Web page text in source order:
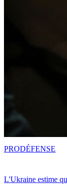
L'Ukraine estime
PRODÉFENSE